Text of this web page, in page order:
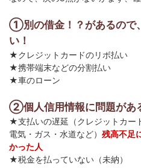
①別の借金！？があるので
い！
★クレジットカードのリボ払い
★携帯端末などの分割払い
★車のローン
②個人信用情報に問題があ
★支払いの遅延（クレジットカー
電気・ガス・水道など） 残高不足
かった人
★税金を払っていない（未納）